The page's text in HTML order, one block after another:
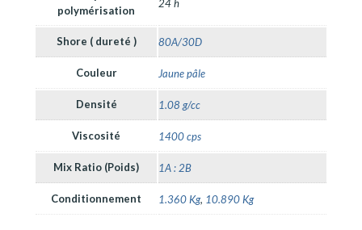
polymérisation
24 h
Shore ( dureté ) 80A/30D
Couleur Jaune pâle
Densité 1.08 g/cc
Viscosité 1400 cps
Mix Ratio (Poids) 1A : 2B
Conditionnement 1.360 Kg, 10.890 Kg